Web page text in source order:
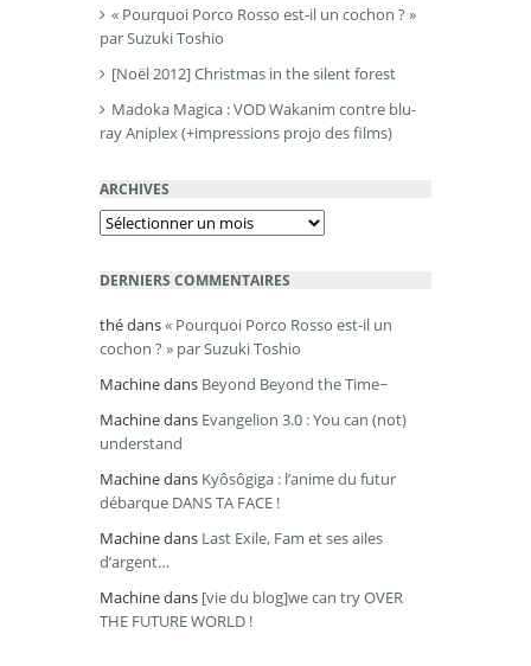
« Pourquoi Porco Rosso est-il un cochon ? »
par Suzuki Toshio
[Noël 2012] Christmas in the silent forest
Madoka Magica : VOD Wakanim contre blu-
ray Aniplex (+impressions projo des films)
ARCHIVES
Archives
DERNIERS COMMENTAIRES
thédans« Pourquoi Porco Rosso est-il un
cochon ? » par Suzuki Toshio
Machinedans Beyond Beyond the Time~
Machinedans Evangelion 3.0 : You can (not)
understand
Machinedans Kyôsôgiga : l’anime du futur
débarque DANS TA FACE !
Machinedans Last Exile, Fam et ses ailes
d’argent…
Machinedans [vie du blog]we can try OVER
THE FUTURE WORLD !